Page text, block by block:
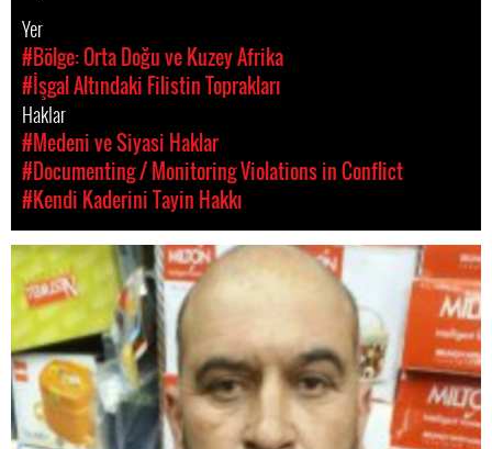
Yer
#Bölge: Orta Doğu ve Kuzey Afrika
#İşgal Altındaki Filistin Toprakları
Haklar
#Medeni ve Siyasi Haklar
#Documenting / Monitoring Violations in Conflict
#Kendi Kaderini Tayin Hakkı